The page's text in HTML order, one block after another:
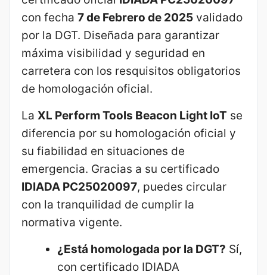
con fecha 7 de Febrero de 2025 validado
por la DGT. Diseñada para garantizar
máxima visibilidad y seguridad en
carretera con los resquisitos obligatorios
de homologación oficial.
La XL Perform Tools Beacon Light IoT se
diferencia por su homologación oficial y
su fiabilidad en situaciones de
emergencia. Gracias a su certificado
IDIADA PC25020097, puedes circular
con la tranquilidad de cumplir la
normativa vigente.
¿Está homologada por la DGT? Sí,
con certificado IDIADA